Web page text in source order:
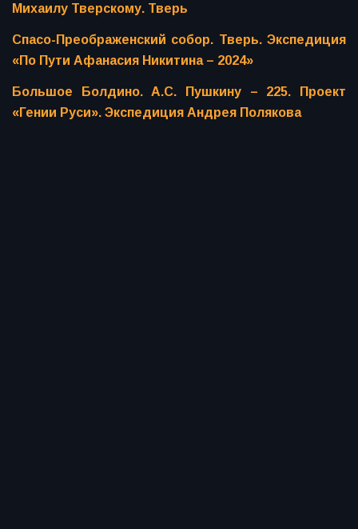
Михаилу Тверскому. Тверь
Спасо-Преображенский собор. Тверь. Экспедиция
«По Пути Афанасия Никитина – 2024»
Большое Болдино. А.С. Пушкину – 225. Проект
«Гении Руси». Экспедиция Андрея Полякова